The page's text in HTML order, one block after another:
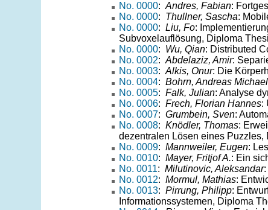
No. 0000: Andres, Fabian:
No. 0000: Thullner, Sascha:
No. 0000: Liu, Fo:
Subvoxelauflösung, Diploma
No. 0000: Wu, Qian: Distributed
No. 0002: Abdelaziz, Amir:
No. 0003: Alkis, Onur: Die
No. 0004: Bohrn, Andreas Michael
No. 0005: Falk, Julian: Analyse
No. 0006: Frech, Florian Hannes:
No. 0007: Grumbein, Sven:
No. 0008: Knödler, Thomas:
dezentralen Lösen eines Puzzles,
No. 0009: Mannweiler, Eugen:
No. 0010: Mayer, Fritjof A.: Ein
No. 0011: Milutinovic, Aleksandar:
No. 0012: Mormul, Mathias:
No. 0013: Pirrung, Philipp:
Informationssystemen, Diploma